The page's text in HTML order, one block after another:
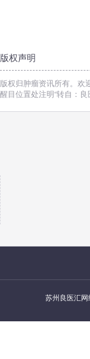
版权声明
版权归肿瘤资讯所有。欢
醒目位置处注明“转自：良
苏州良医汇